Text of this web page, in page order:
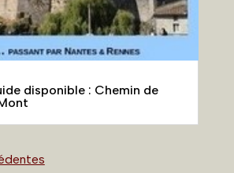
disponible : Chemin de